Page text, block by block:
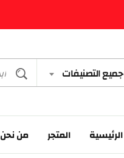
جميع التصنيفات
الرئيسية المتجر من نحن